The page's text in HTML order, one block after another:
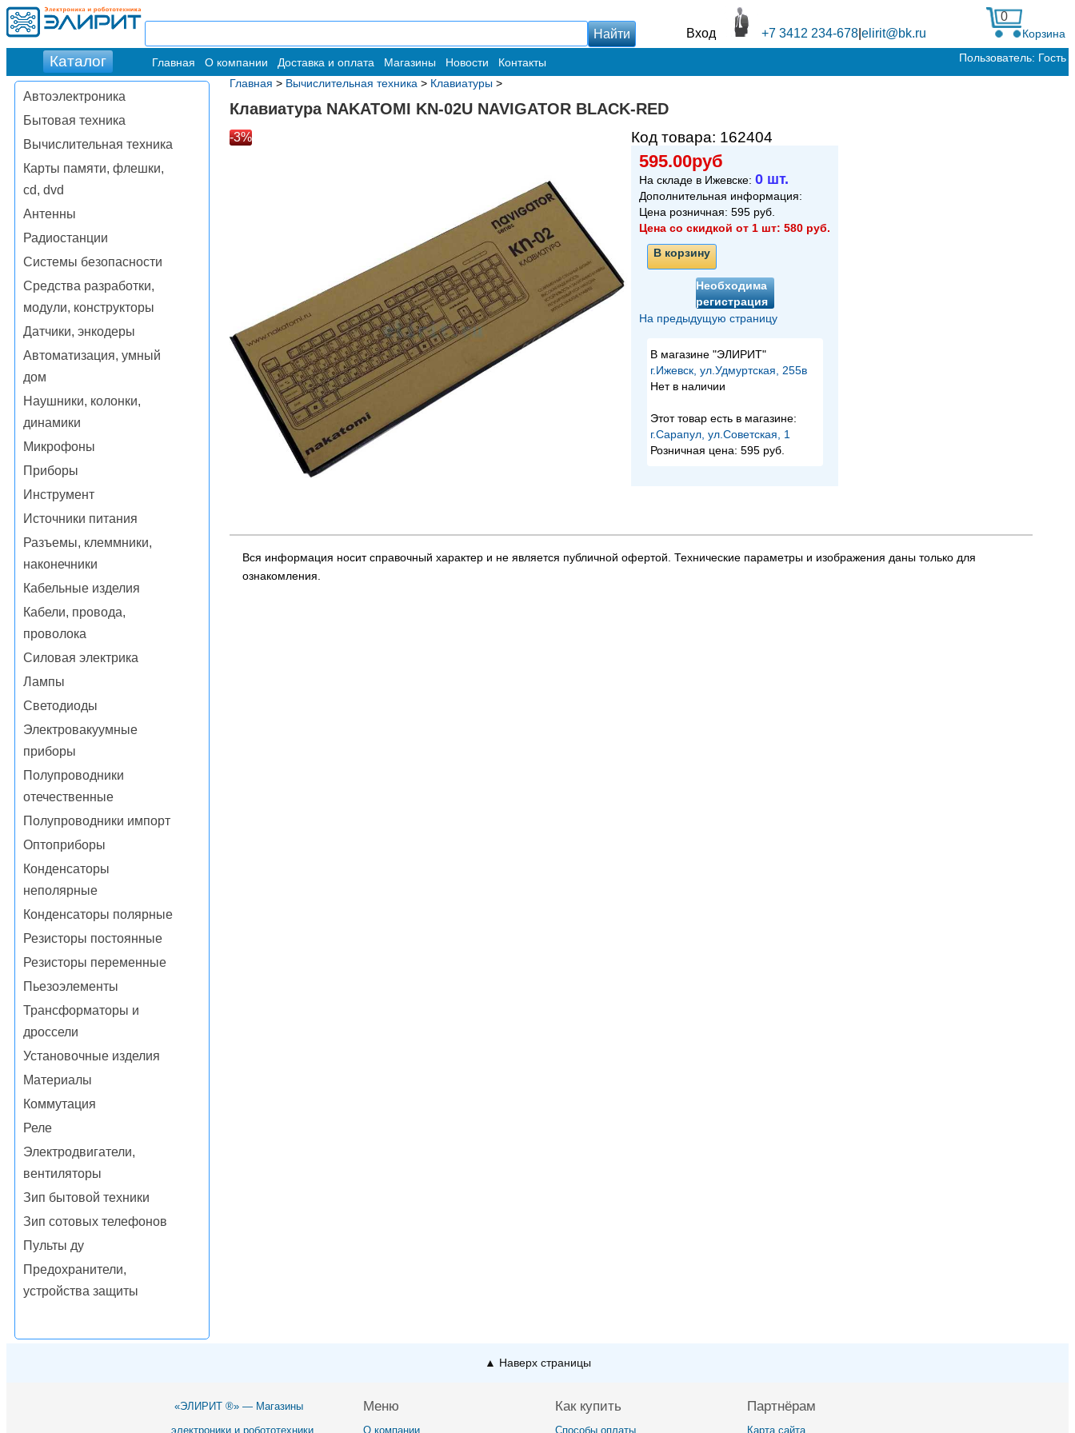
Вход +7 3412 234-678 elirit@bk.ru
0
Корзина
Главная О компании Доставка и оплата Магазины Новости Контакты Пользователь: Гость
Автоэлектроника
Бытовая техника
Вычислительная техника
Карты памяти, флешки,
cd, dvd
Антенны
Радиостанции
Системы безопасности
Средства разработки,
модули, конструкторы
Датчики, энкодеры
Автоматизация, умный
дом
Наушники, колонки,
динамики
Микрофоны
Приборы
Инструмент
Источники питания
Разъемы, клеммники,
наконечники
Кабельные изделия
Кабели, провода,
проволока
Силовая электрика
Лампы
Светодиоды
Электровакуумные
приборы
Полупроводники
отечественные
Полупроводники импорт
Оптоприборы
Конденсаторы
неполярные
Конденсаторы полярные
Резисторы постоянные
Резисторы переменные
Пьезоэлементы
Трансформаторы и
дроссели
Установочные изделия
Материалы
Коммутация
Реле
Электродвигатели,
вентиляторы
Зип бытовой техники
Зип сотовых телефонов
Пульты ду
Предохранители,
устройства защиты
Главная > Вычислительная техника > Клавиатуры >
Клавиатура NAKATOMI KN-02U NAVIGATOR BLACK-RED
-3% Код товара: 162404
595.00руб
На складе в Ижевске: 0 шт.
Дополнительная информация:
Цена розничная: 595 руб.
Цена со скидкой от 1 шт: 580 руб.
В корзину
Необходима
регистрация
На предыдущую страницу
В магазине "ЭЛИРИТ"
г.Ижевск, ул.Удмуртская, 255в
Нет в наличии
Этот товар есть в магазине:
г.Сарапул, ул.Советская, 1
Розничная цена: 595 руб.
Вся информация носит справочный характер и не является публичной офертой. Технические параметры и изображения даны только для
ознакомления.
▲ Наверх страницы
«ЭЛИРИТ ®» — Магазины
электроники и робототехники
Меню
О компании
Как купить
Способы оплаты
Партнёрам
Карта сайта